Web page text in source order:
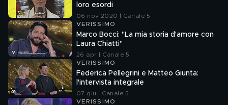
loro esordi
06 nov 2020 | Canale 5
VERISSIMO
Marco Bocci: "La mia storia d'amore con
Laura Chiatti"
26 apr | Canale 5
VERISSIMO
Federica Pellegrini e Matteo Giunta:
l'intervista integrale
07 giu | Canale 5
VERISSIMO